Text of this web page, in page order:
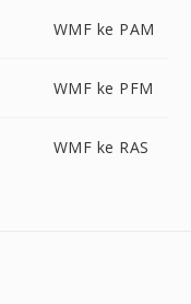
WMF ke PAM
WMF ke PFM
WMF ke RAS